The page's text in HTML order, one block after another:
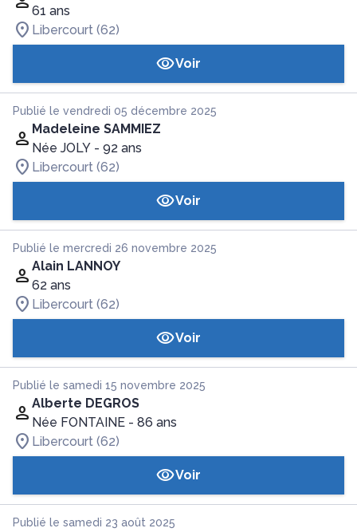
61 ans
Libercourt (62)
Voir
Publié le vendredi 05 décembre 2025
Madeleine SAMMIEZ
Née JOLY - 92 ans
Libercourt (62)
Voir
Publié le mercredi 26 novembre 2025
Alain LANNOY
62 ans
Libercourt (62)
Voir
Publié le samedi 15 novembre 2025
Alberte DEGROS
Née FONTAINE - 86 ans
Libercourt (62)
Voir
Publié le samedi 23 août 2025